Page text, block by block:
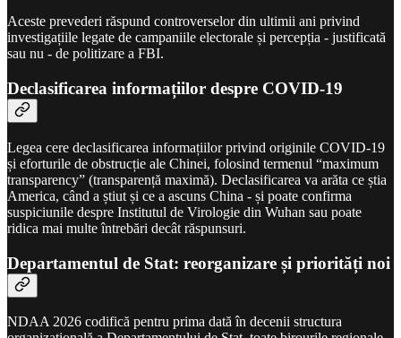
Aceste prevederi răspund controverselor din ultimii ani privind
investigațiile legate de campaniile electorale și percepția - justificată
sau nu - de politizare a FBI.
Declasificarea informațiilor despre COVID-19
Legea cere declasificarea informațiilor privind originile COVID-19
și eforturile de obstrucție ale Chinei, folosind termenul “maximum
transparency” (transparență maximă). Declasificarea va arăta ce știa
America, când a știut și ce a ascuns China - și poate confirma
suspiciunile despre Institutul de Virologie din Wuhan sau poate
ridica mai multe întrebări decât răspunsuri.
Departamentul de Stat: reorganizare și priorități noi
NDAA 2026 codifică pentru prima dată în decenii structura